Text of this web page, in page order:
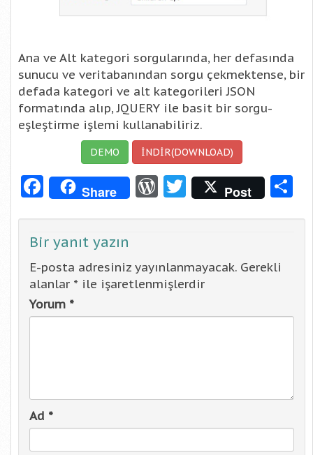
Ana ve Alt kategori sorgularında, her defasında
sunucu ve veritabanından sorgu çekmektense, bir
defada kategori ve alt kategorileri JSON
formatında alıp, JQUERY ile basit bir sorgu-
eşleştirme işlemi kullanabiliriz.
DEMO İNDİR(DOWNLOAD)
Facebook
Share WordPress
Twitter
Post
Bir yanıt yazın
E-posta adresiniz yayınlanmayacak. Gerekli
alanlar * ile işaretlenmişlerdir
Yorum *
Ad *